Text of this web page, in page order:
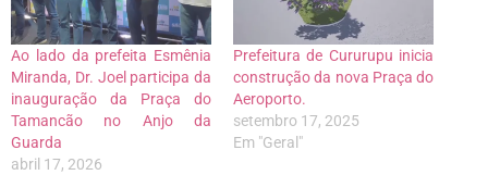
Ao lado da prefeita Esmênia
Miranda, Dr. Joel participa da
inauguração da Praça do
Tamancão no Anjo da
Guarda
abril 17, 2026
Prefeitura de Cururupu inicia
construção da nova Praça do
Aeroporto.
setembro 17, 2025
Em "Geral"